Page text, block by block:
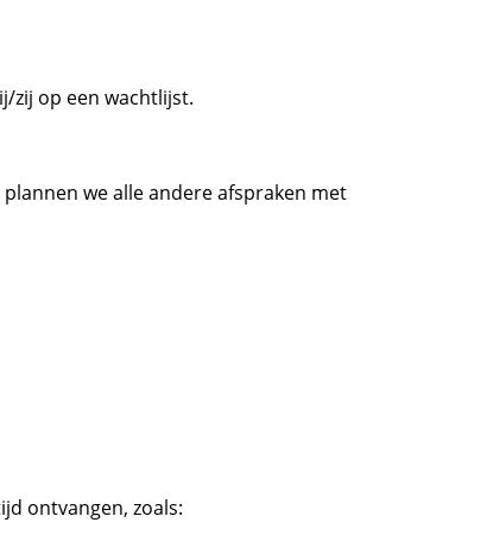
zij op een wachtlijst.
we alle andere afspraken met
ontvangen, zoals: